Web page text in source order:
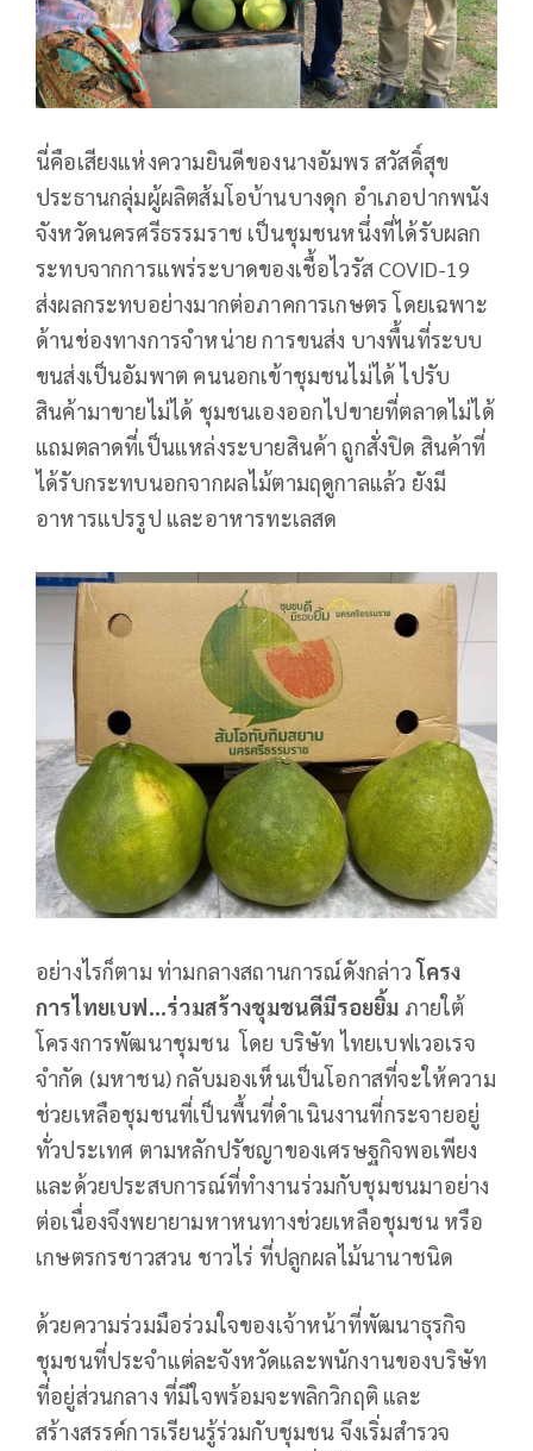
นี่คือเสียงแห่งความยินดีของนางอัมพร สวัสดิ์สุข
ประธานกลุ่มผู้ผลิตส้มโอบ้านบางดุก อำเภอปากพนัง
จังหวัดนครศรีธรรมราช เป็นชุมชนหนึ่งที่ได้รับผลก
ระทบจากการแพร่ระบาดของเชื้อไวรัส COVID-19
ส่งผลกระทบอย่างมากต่อภาคการเกษตร โดยเฉพาะ
ด้านช่องทางการจำหน่าย การขนส่ง บางพื้นที่ระบบ
ขนส่งเป็นอัมพาต คนนอกเข้าชุมชนไม่ได้ ไปรับ
สินค้ามาขายไม่ได้ ชุมชนเองออกไปขายที่ตลาดไม่ได้
แถมตลาดที่เป็นแหล่งระบายสินค้า ถูกสั่งปิด สินค้าที่
ได้รับกระทบนอกจากผลไม้ตามฤดูกาลแล้ว ยังมี
อาหารแปรรูป และอาหารทะเลสด
อย่างไรก็ตาม ท่ามกลางสถานการณ์ดังกล่าวโครง
การไทยเบฟ...ร่วมสร้างชุมชนดีมีรอยยิ้ม ภายใต้
โครงการพัฒนาชุมชน โดย บริษัท ไทยเบฟเวอเรจ
จำกัด (มหาชน) กลับมองเห็นเป็นโอกาสที่จะให้ความ
ช่วยเหลือชุมชนที่เป็นพื้นที่ดำเนินงานที่กระจายอยู่
ทั่วประเทศ ตามหลักปรัชญาของเศรษฐกิจพอเพียง
และด้วยประสบการณ์ที่ทำงานร่วมกับชุมชนมาอย่าง
ต่อเนื่องจึงพยายามหาหนทางช่วยเหลือชุมชน หรือ
เกษตรกรชาวสวน ชาวไร่ ที่ปลูกผลไม้นานาชนิด
ด้วยความร่วมมือร่วมใจของเจ้าหน้าที่พัฒนาธุรกิจ
ชุมชนที่ประจำแต่ละจังหวัดและพนักงานของบริษัท
ที่อยู่ส่วนกลาง ที่มีใจพร้อมจะพลิกวิกฤติ และ
สร้างสรรค์การเรียนรู้ร่วมกับชุมชน จึงเริ่มสำรวจ